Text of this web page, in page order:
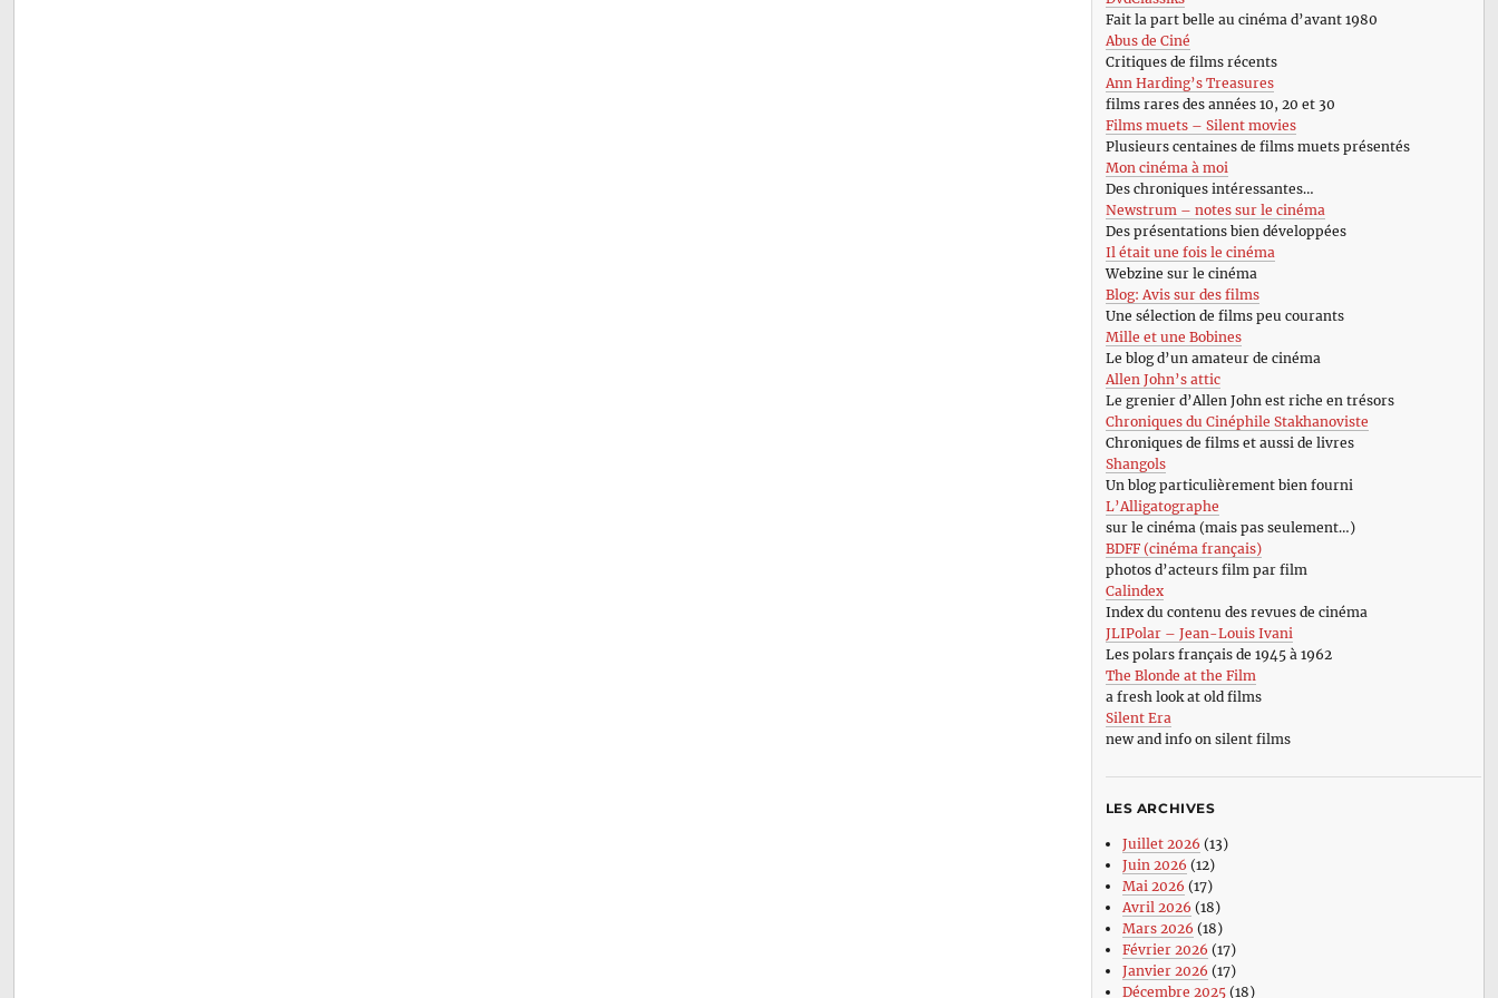
Fait la part belle au cinéma d’avant 1980
Abus de Ciné
Critiques de films récents
Ann Harding’s Treasures
films rares des années 10, 20 et 30
Films muets – Silent movies
Plusieurs centaines de films muets présentés
Mon cinéma à moi
Des chroniques intéressantes…
Newstrum – notes sur le cinéma
Des présentations bien développées
Il était une fois le cinéma
Webzine sur le cinéma
Blog: Avis sur des films
Une sélection de films peu courants
Mille et une Bobines
Le blog d’un amateur de cinéma
Allen John’s attic
Le grenier d’Allen John est riche en trésors
Chroniques du Cinéphile Stakhanoviste
Chroniques de films et aussi de livres
Shangols
Un blog particulièrement bien fourni
L’Alligatographe
sur le cinéma (mais pas seulement…)
BDFF (cinéma français)
photos d’acteurs film par film
Calindex
Index du contenu des revues de cinéma
JLIPolar – Jean-Louis Ivani
Les polars français de 1945 à 1962
The Blonde at the Film
a fresh look at old films
Silent Era
new and info on silent films
LES ARCHIVES
Juillet 2026 (13)
Juin 2026 (12)
Mai 2026 (17)
Avril 2026 (18)
Mars 2026 (18)
Février 2026 (17)
Janvier 2026 (17)
Décembre 2025(18)